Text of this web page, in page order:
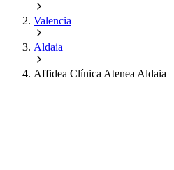
Valencia
Aldaia
Affidea Clínica Atenea Aldaia